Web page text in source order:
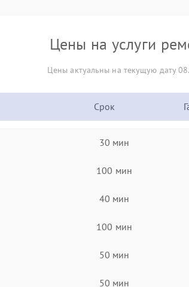
Цены на услуги
Цены актуальны на текущую дату
Срок
30 мин
100 мин
40 мин
100 мин
50 мин
50 мин